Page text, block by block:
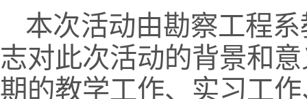
本次活动由勘察工程
志对此次活动的背景和
期的教学工作、实习工